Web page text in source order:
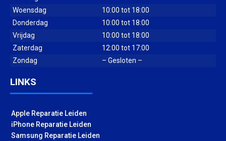
Woensdag
10:00 tot 18:00
Donderdag
10:00 tot 18:00
Vrijdag
10:00 tot 18:00
Zaterdag
12:00 tot 17:00
Zondag
– Gesloten –
LINKS
Apple Reparatie Leiden
iPhone Reparatie Leiden
Samsung Reparatie Leiden